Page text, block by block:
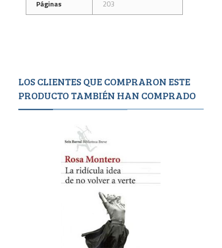
Páginas
203
LOS CLIENTES QUE COMPRARON ESTE
PRODUCTO TAMBIÉN HAN COMPRADO